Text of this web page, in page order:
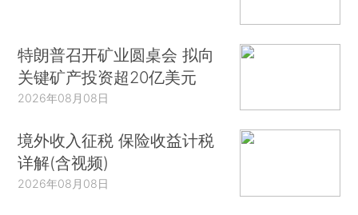
特朗普召开矿业圆桌会 拟向
关键矿产投资超20亿美元
2026年08月08日
境外收入征税 保险收益计税
详解(含视频)
2026年08月08日